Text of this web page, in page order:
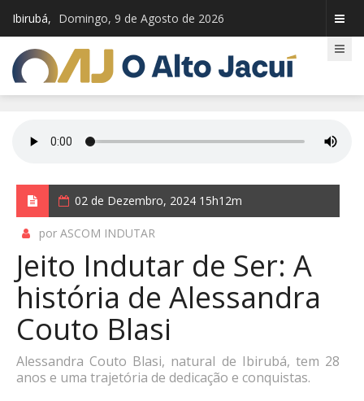
Ibirubá, Domingo, 9 de Agosto de 2026
02 de Dezembro, 2024 15h12m
por ASCOM INDUTAR
Jeito Indutar de Ser: A
história de Alessandra
Couto Blasi
Alessandra Couto Blasi, natural de Ibirubá, tem 28
anos e uma trajetória de dedicação e conquistas.